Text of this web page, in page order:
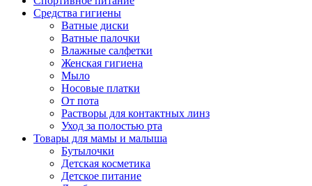
Средства гигиены
Ватные диски
Ватные палочки
Влажные салфетки
Женская гигиена
Мыло
Носовые платки
От пота
Растворы для контактных линз
Уход за полостью рта
Товары для мамы и малыша
Бутылочки
Детская косметика
Детское питание